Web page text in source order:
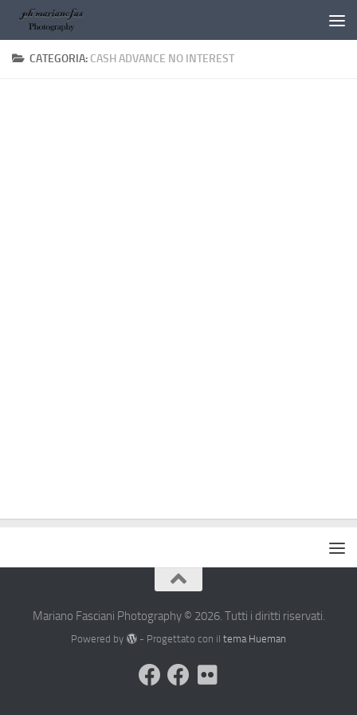
Salta al contenuto
CATEGORIA: CASH ADVANCE NO INTEREST
Mariano Fasciani Photography © 2026. Tutti i diritti riservati.
Powered by - Progettato con il tema Hueman